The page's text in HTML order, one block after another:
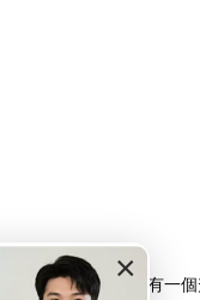
×
，而G大調的調號有一